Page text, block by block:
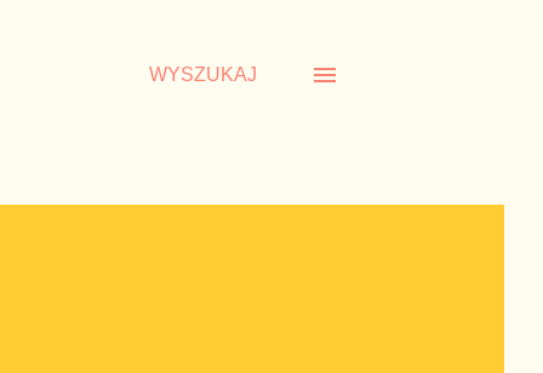
WYSZUKAJ